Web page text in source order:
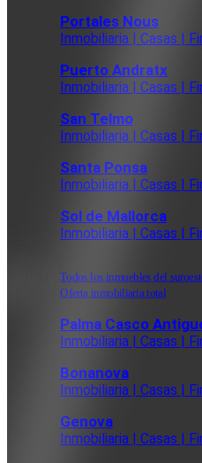
Portales Nous
Inmobiliaria | Casas |
Puerto Andratx
Inmobiliaria | Casas |
San Telmo
Inmobiliaria | Casas |
Santa Ponsa
Inmobiliaria | Casas |
Sol de Mallorca
Inmobiliaria | Casas |
Todos los inmuebles del
Oferta inmobiliaria total
Palma Casco
Inmobiliaria | Casas |
Bonanova
Inmobiliaria | Casas |
Genova
Inmobiliaria | Casas |